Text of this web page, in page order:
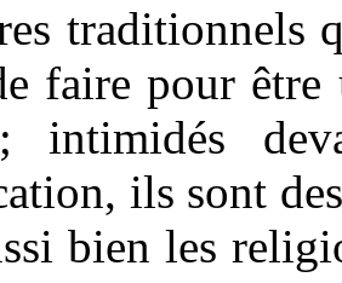
traditionnels
faire pour
intimidés
ils sont
bien les